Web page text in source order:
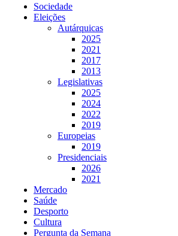
Sociedade
Eleições
Autárquicas
2025
2021
2017
2013
Legislativas
2025
2024
2022
2019
Europeias
2019
Presidenciais
2026
2021
Mercado
Saúde
Desporto
Cultura
Pergunta da Semana